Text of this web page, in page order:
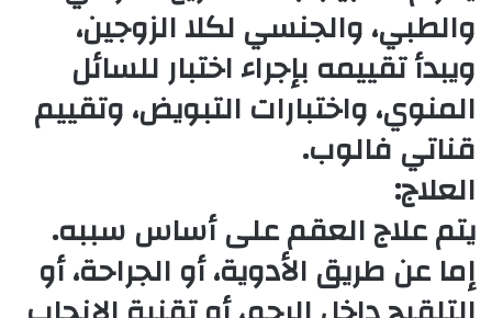
والطبي، والجنسي لكلا الزوجين،
ويبدأ تقييمه بإجراء اختبار للسائل
المنوي، واختبارات التبويض، وتقييم
قناتي فالوب.
العلاج:
يتم علاج العقم على أساس سببه.
إما عن طريق الأدوية، أو الجراحة، أو